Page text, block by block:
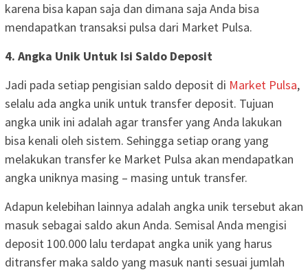
karena bisa kapan saja dan dimana saja Anda bisa
mendapatkan transaksi pulsa dari Market Pulsa.
4. Angka Unik Untuk Isi Saldo Deposit
Jadi pada setiap pengisian saldo deposit di Market Pulsa,
selalu ada angka unik untuk transfer deposit. Tujuan
angka unik ini adalah agar transfer yang Anda lakukan
bisa kenali oleh sistem. Sehingga setiap orang yang
melakukan transfer ke Market Pulsa akan mendapatkan
angka uniknya masing – masing untuk transfer.
Adapun kelebihan lainnya adalah angka unik tersebut akan
masuk sebagai saldo akun Anda. Semisal Anda mengisi
deposit 100.000 lalu terdapat angka unik yang harus
ditransfer maka saldo yang masuk nanti sesuai jumlah